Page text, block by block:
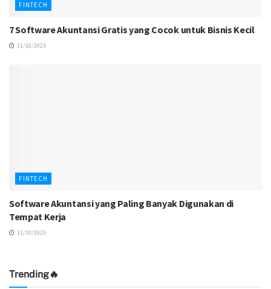
FINTECH
7 Software Akuntansi Gratis yang Cocok untuk Bisnis Kecil
31/10/2025
FINTECH
Software Akuntansi yang Paling Banyak Digunakan di
Tempat Kerja
31/10/2025
Trending🔥